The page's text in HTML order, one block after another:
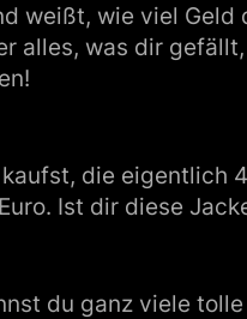
weißt, wie viel
alles, was dir
die
Ist dir diese
du ganz viele